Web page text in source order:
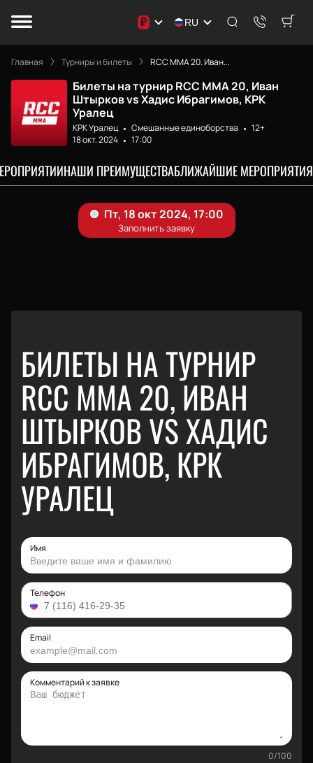
₽ RU
Главная Турниры и билеты RCC MMA 20. Иван...
Билеты на турнир RCC MMA 20, Иван
Штырков vs Хадис Ибрагимов, КРК
Уралец
КРК Уралец Смешанные единоборства
12+
18 окт. 2024
17:00
НАШИ ПРЕИМУЩЕСТВАБЛИЖАЙШИЕ МЕРОПРИЯТИЯ
БИЛЕТЫ НА ТУРНИР
RCC MMA 20, ИВАН
ШТЫРКОВ VS ХАДИС
ИБРАГИМОВ, КРК
УРАЛЕЦ
Имя
Телефон
Email
Комментарий к заявке
0/100